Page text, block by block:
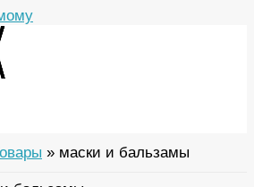
маски и бальзамы